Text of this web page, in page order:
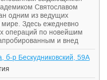
Святославом
одним из ведущих
мире. Здесь ежедневно
операций по новейшим
и внед
б-р Бескудниковский, 59А